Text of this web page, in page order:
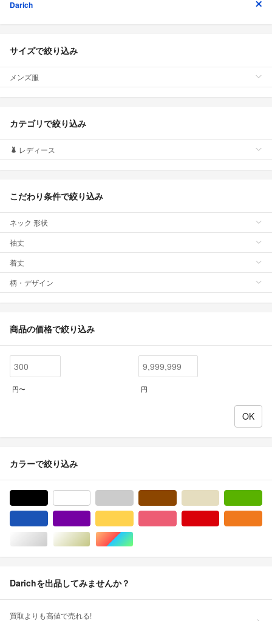
Darich
サイズで絞り込み
メンズ服
カテゴリで絞り込み
レディース
こだわり条件で絞り込み
ネック 形状
袖丈
着丈
柄・デザイン
商品の価格で絞り込み
円〜 円
カラーで絞り込み
シルバー/銀色系ゴールド/金色系マルチカラー
Darichを出品してみませんか？
買取よりも高値で売れる!